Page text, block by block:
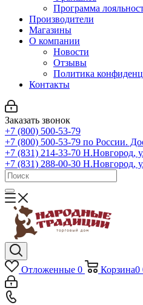
Программа
Производители
Магазины
О компании
Новости
Отзывы
Политика
Контакты
Заказать звонок
+7 (800) 500-53-79
+7 (800) 500-53-79 по России.
+7 (831) 214-33-70 Н.Новгород,
+7 (831) 288-00-30 Н.Новгород,
Отложенные 0 Корзина0